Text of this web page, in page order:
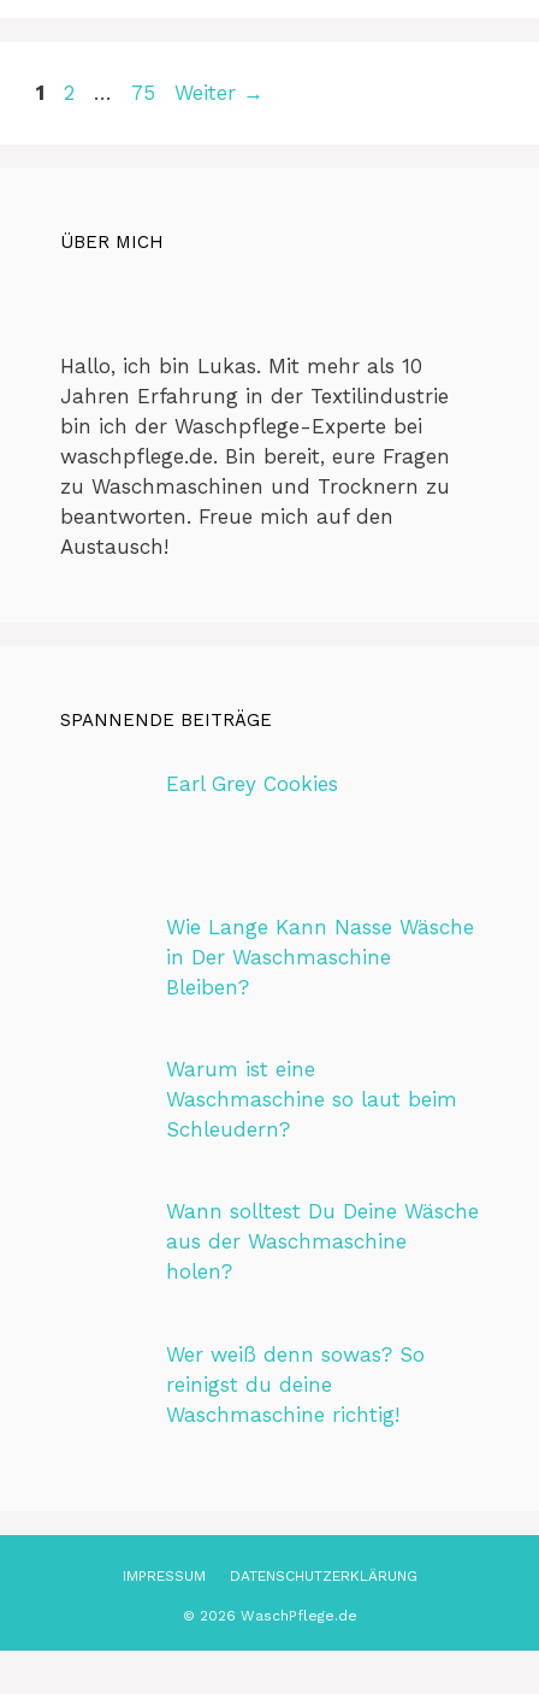
Seite
1 Seite
2 … Seite
75 Weiter →
ÜBER MICH
Hallo, ich bin Lukas. Mit mehr als 10
Jahren Erfahrung in der Textilindustrie
bin ich der Waschpflege-Experte bei
waschpflege.de. Bin bereit, eure Fragen
zu Waschmaschinen und Trocknern zu
beantworten. Freue mich auf den
Austausch!
SPANNENDE BEITRÄGE
Earl Grey Cookies
Wie Lange Kann Nasse Wäsche
in Der Waschmaschine
Bleiben?
Warum ist eine
Waschmaschine so laut beim
Schleudern?
Wann solltest Du Deine Wäsche
aus der Waschmaschine
holen?
Wer weiß denn sowas? So
reinigst du deine
Waschmaschine richtig!
IMPRESSUM DATENSCHUTZ­ERKLÄRUNG
© 2026 WaschPflege.de